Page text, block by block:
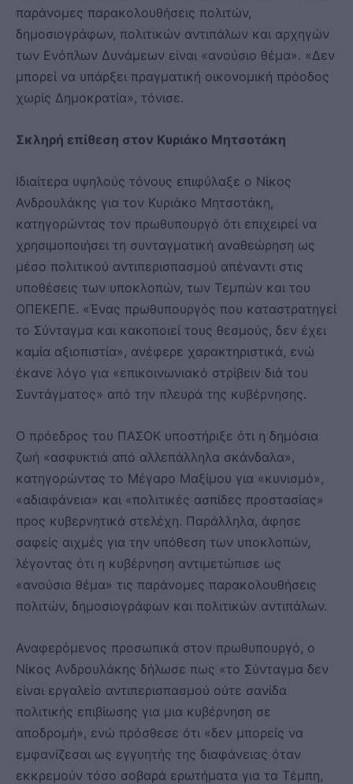
παράνομες παρακολουθήσεις πολιτών,
δημοσιογράφων, πολιτικών αντιπάλων και αρχηγών
των Ενόπλων Δυνάμεων είναι «ανούσιο θέμα». «Δεν
μπορεί να υπάρξει πραγματική οικονομική πρόοδος
χωρίς Δημοκρατία», τόνισε.
Σκληρή επίθεση στον Κυριάκο Μητσοτάκη
Ιδιαίτερα υψηλούς τόνους επιφύλαξε ο Νίκος
Ανδρουλάκης για τον Κυριάκο Μητσοτάκη,
κατηγορώντας τον πρωθυπουργό ότι επιχειρεί να
χρησιμοποιήσει τη συνταγματική αναθεώρηση ως
μέσο πολιτικού αντιπερισπασμού απέναντι στις
υποθέσεις των υποκλοπών, των Τεμπών και του
ΟΠΕΚΕΠΕ. «Ένας πρωθυπουργός που καταστρατηγεί
το Σύνταγμα και κακοποιεί τους θεσμούς, δεν έχει
καμία αξιοπιστία», ανέφερε χαρακτηριστικά, ενώ
έκανε λόγο για «επικοινωνιακό στρίβειν διά του
Συντάγματος» από την πλευρά της κυβέρνησης.
Ο πρόεδρος του ΠΑΣΟΚ υποστήριξε ότι η δημόσια
ζωή «ασφυκτιά από αλλεπάλληλα σκάνδαλα»,
κατηγορώντας το Μέγαρο Μαξίμου για «κυνισμό»,
«αδιαφάνεια» και «πολιτικές ασπίδες προστασίας»
προς κυβερνητικά στελέχη. Παράλληλα, άφησε
σαφείς αιχμές για την υπόθεση των υποκλοπών,
λέγοντας ότι η κυβέρνηση αντιμετώπισε ως
«ανούσιο θέμα» τις παράνομες παρακολουθήσεις
πολιτών, δημοσιογράφων και πολιτικών αντιπάλων.
Αναφερόμενος προσωπικά στον πρωθυπουργό, ο
Νίκος Ανδρουλάκης δήλωσε πως «το Σύνταγμα δεν
είναι εργαλείο αντιπερισπασμού ούτε σανίδα
πολιτικής επιβίωσης για μια κυβέρνηση σε
αποδρομή», ενώ πρόσθεσε ότι «δεν μπορείς να
εμφανίζεσαι ως εγγυητής της διαφάνειας όταν
εκκρεμούν τόσο σοβαρά ερωτήματα για τα Τέμπη,